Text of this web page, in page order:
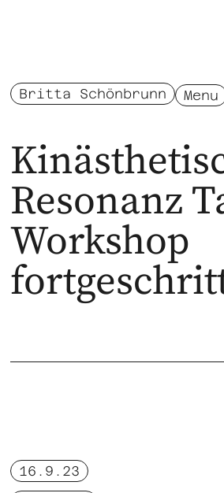
Menu
Britta Schönbrunn
Resonanz
Workshop
16.9.23